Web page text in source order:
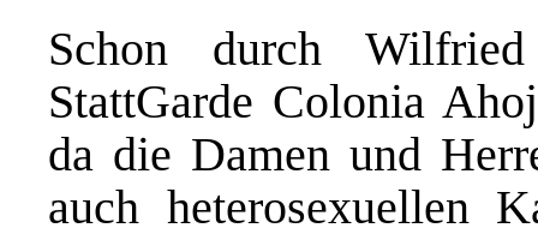
Schon durch
StattGarde Colonia
da die Damen und
auch heterosexuellen